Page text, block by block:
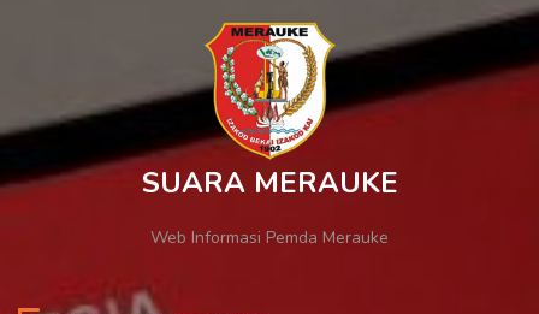
SUARA MERAUKE
Web Informasi Pemda Merauke